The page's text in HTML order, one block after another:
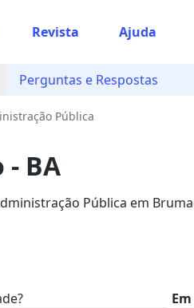
Revista Ajuda
Perguntas e Respostas
Pública
BA
Pública em